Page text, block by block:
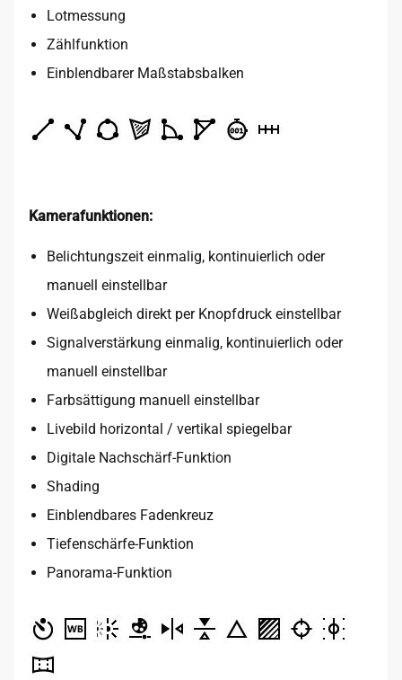
Lotmessung
Zählfunktion
Einblendbarer Maßstabsbalken
Kamerafunktionen:
Belichtungszeit einmalig, kontinuierlich oder
manuell einstellbar
Weißabgleich direkt per Knopfdruck einstellbar
Signalverstärkung einmalig, kontinuierlich oder
manuell einstellbar
Farbsättigung manuell einstellbar
Livebild horizontal / vertikal spiegelbar
Digitale Nachschärf-Funktion
Shading
Einblendbares Fadenkreuz
Tiefenschärfe-Funktion
Panorama-Funktion